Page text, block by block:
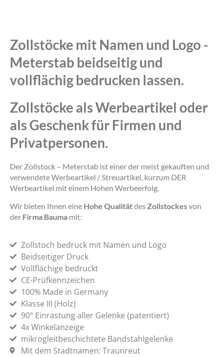
Zollstöcke mit Namen und Logo -
Meterstab beidseitig und
vollflächig bedrucken lassen.
Zollstöcke als Werbeartikel oder
als Geschenk für Firmen und
Privatpersonen.
Der Zollstock – Meterstab ist einer der meist gekauften und
verwendete Werbeartikel / Streuartikel, kurzum DER
Werbeartikel mit einem Hohen Werbeerfolg.
Wir bieten Ihnen eine Hohe Qualitätdes Zollstockesvon
der Firma Bauma mit:
Zollstoch bedruck mit Namen und Logo
Beidseitiger Druck
Vollflächige bedruckt
CE-Prüfkennzeichen
100% Made in Germany
Klasse III (Holz)
90° Einrastung aller Gelenke (patentiert)
4x Winkelanzeige
mikrogleitbeschichtete Bandstahlgelenke
Mit dem Stadtnamen: Traunreut